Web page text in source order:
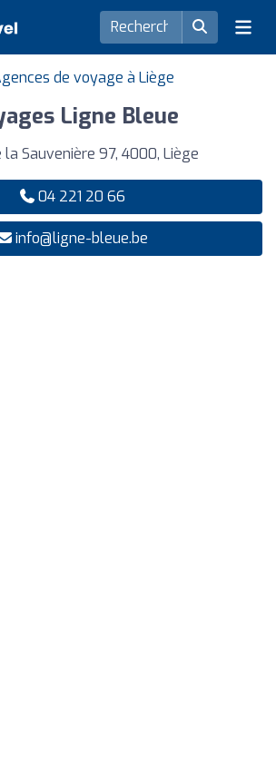
de voyage à Liège
Ligne Bleue
la Sauvenière 97, 4000, Liège
04 221 20 66
info@ligne-bleue.be